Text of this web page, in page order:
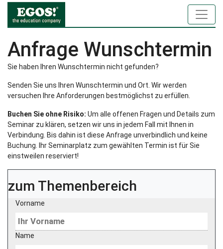
Anfrage Wunschtermin
Sie haben Ihren Wunschtermin nicht gefunden?
Senden Sie uns Ihren Wunschtermin und Ort. Wir werden
versuchen Ihre Anforderungen bestmöglichst zu erfüllen.
Buchen Sie ohne Risiko: Um alle offenen Fragen und Details zum
Seminar zu klären, setzen wir uns in jedem Fall mit Ihnen in
Verbindung. Bis dahin ist diese Anfrage unverbindlich und keine
Buchung. Ihr Seminarplatz zum gewählten Termin ist für Sie
einstweilen reserviert!
zum Themenbereich
Vorname
Name